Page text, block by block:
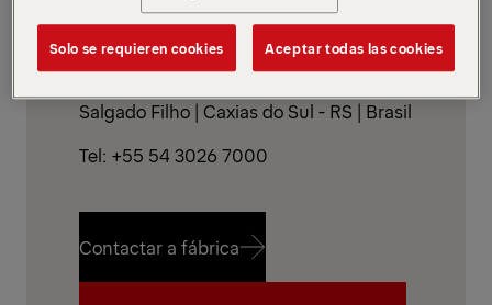
PALFINGER Brasil
CAXIAS DO SUL - RS
Salgado Filho | Caxias do Sul - RS | Brasil
Tel: +55 54 3026 7000
Contactar a fábrica
Solo se requieren cookies Aceptar todas las cookies